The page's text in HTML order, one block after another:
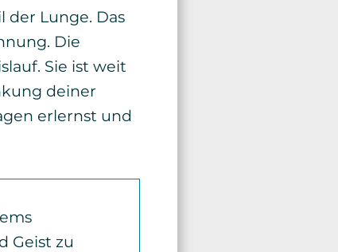
der Lunge. Das
Die
Sie ist weit
deiner
erlernst und
Geist zu